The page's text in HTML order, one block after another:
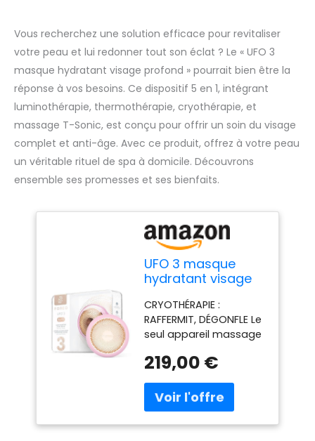
Vous recherchez une solution efficace pour revitaliser
votre peau et lui redonner tout son éclat ? Le « UFO 3
masque hydratant visage profond » pourrait bien être la
réponse à vos besoins. Ce dispositif 5 en 1, intégrant
luminothérapie, thermothérapie, cryothérapie, et
massage T-Sonic, est conçu pour offrir un soin du visage
complet et anti-âge. Avec ce produit, offrez à votre peau
un véritable rituel de spa à domicile. Découvrons
ensemble ses promesses et ses bienfaits.
UFO 3 masque
hydratant visage
visage 5 en 1 -
Luminothérapie
lumière rouge,
thermothérapie,
cryothérapie,
massage visage
T-Sonic, anti-âge -
Masque visage
infuseur de soins -
CRYOTHÉRAPIE :
RAFFERMIT, DÉGONFLE Le
seul appareil massage
refroidissant pour
humidité et actifs,
dégonfler, combattre
l'inflammation, lifter,
219,00 €